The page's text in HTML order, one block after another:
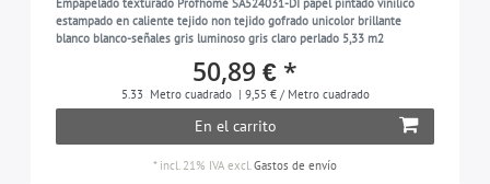
Empapelado texturado Profhome SA524031-DI papel pintado vinílico
estampado en caliente tejido non tejido gofrado unicolor brillante
blanco blanco-señales gris luminoso gris claro perlado 5,33 m2
50,89 € *
5.33 Metro cuadrado | 9,55 € / Metro cuadrado
En el carrito
* incl. 21% IVA excl.Gastos de envío